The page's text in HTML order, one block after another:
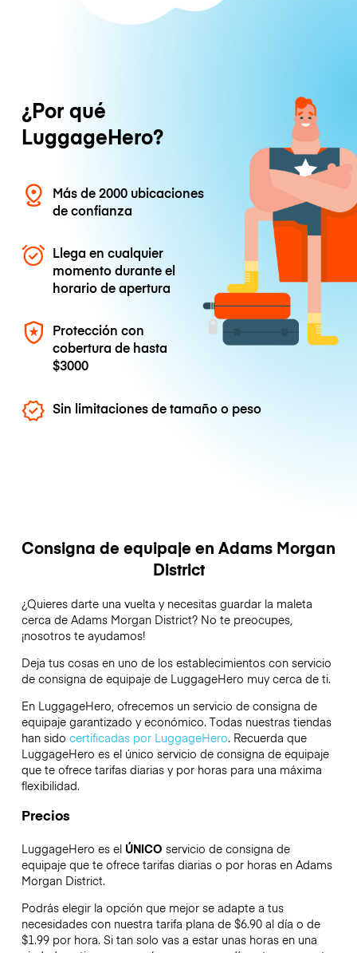
¿Por qué
LuggageHero?
Más de 2000 ubicaciones
de confianza
Llega en cualquier
momento durante el
horario de apertura
Protección con
cobertura de hasta
$3000
Sin limitaciones de tamaño o peso
Consigna de equipaje en Adams Morgan
District
¿Quieres darte una vuelta y necesitas guardar la maleta
cerca de Adams Morgan District? No te preocupes,
¡nosotros te ayudamos!
Deja tus cosas en uno de los establecimientos con servicio
de consigna de equipaje de LuggageHero muy cerca de ti.
En LuggageHero, ofrecemos un servicio de consigna de
equipaje garantizado y económico. Todas nuestras tiendas
han sido certificadas por LuggageHero. Recuerda que
LuggageHero es el único servicio de consigna de equipaje
que te ofrece tarifas diarias y por horas para una máxima
flexibilidad.
Precios
LuggageHero es el ÚNICO servicio de consigna de
equipaje que te ofrece tarifas diarias o por horas en Adams
Morgan District.
Podrás elegir la opción que mejor se adapte a tus
necesidades con nuestra tarifa plana de $6.90 al día o de
$1.99 por hora. Si tan solo vas a estar unas horas en una